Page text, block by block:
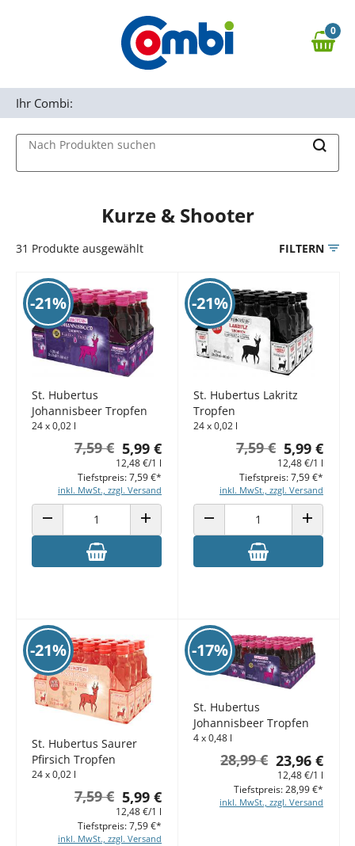
Zur Navigation springen
0,00 €
0
Nach Produkten suchen
Ihr Combi:
Kurze & Shooter
31 Produkte ausgewählt FILTERN
-21%
St. Hubertus
Johannisbeer Tropfen
24 x 0,02 l
5,99 €
7,59 €
12,48 €/1 l
inkl. MwSt., zzgl. Versand
Tiefstpreis: 7,59 €*
ANZAHL VERRINGERN ANZAHL ERHÖHEN
-21%
St. Hubertus Lakritz
Tropfen
24 x 0,02 l
5,99 €
7,59 €
12,48 €/1 l
inkl. MwSt., zzgl. Versand
Tiefstpreis: 7,59 €*
ANZAHL VERRINGERN ANZAHL
-21%
St. Hubertus Saurer
Pfirsich Tropfen
24 x 0,02 l
5,99 €
7,59 €
12,48 €/1 l
inkl. MwSt., zzgl. Versand
Tiefstpreis: 7,59 €*
-17%
St. Hubertus
Johannisbeer Tropfen
4 x 0,48 l
23,96 €
28,99 €
12,48 €/1 l
inkl. MwSt., zzgl. Versand
Tiefstpreis: 28,99 €*